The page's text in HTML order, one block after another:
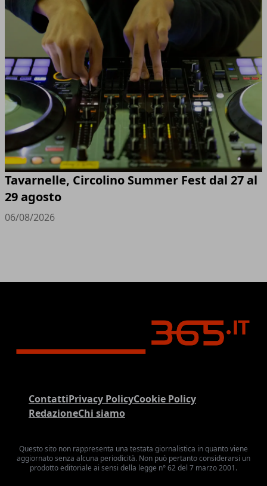
Tavarnelle, Circolino Summer Fest dal 27 al
29 agosto
06/08/2026
ContattiPrivacy PolicyCookie Policy
RedazioneChi siamo
Questo sito non rappresenta una testata giornalistica in quanto viene
aggiornato senza alcuna periodicità. Non può pertanto considerarsi un
prodotto editoriale ai sensi della legge n° 62 del 7 marzo 2001.